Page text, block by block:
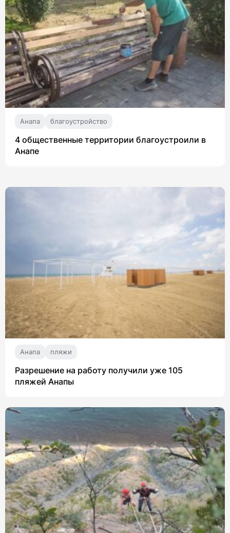
Анапа благоустройство
4 общественные территории благоустроили в
Анапе
Анапа пляжи
Разрешение на работу получили уже 105
пляжей Анапы